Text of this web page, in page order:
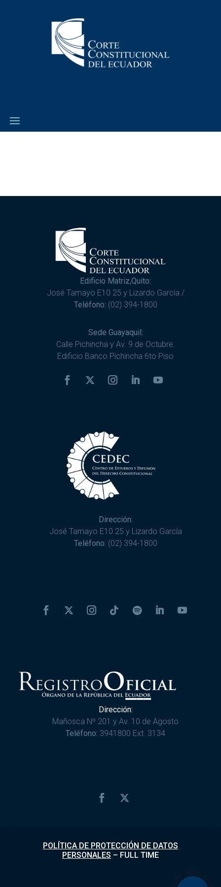
Edificio Matriz,Quito:
José Tamayo E10 25 y Lizardo García /
Teléfono: (02) 394-1800
Sede Guayaquil:
Calle Pichincha y Av. 9 de Octubre.
Edificio Banco Pichincha 6to Piso
Dirección:
José Tamayo E10 25 y Lizardo García
Teléfono: (02) 394-1800
Dirección:
Mañosca Nº 201 y Av. 10 de Agosto
Teléfono: 3941800 Ext. 3134
POLÍTICA DE PROTECCIÓN DE DATOS
PERSONALES – FULL TIME